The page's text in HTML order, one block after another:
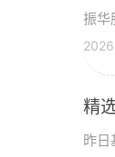
振华
精
昨日